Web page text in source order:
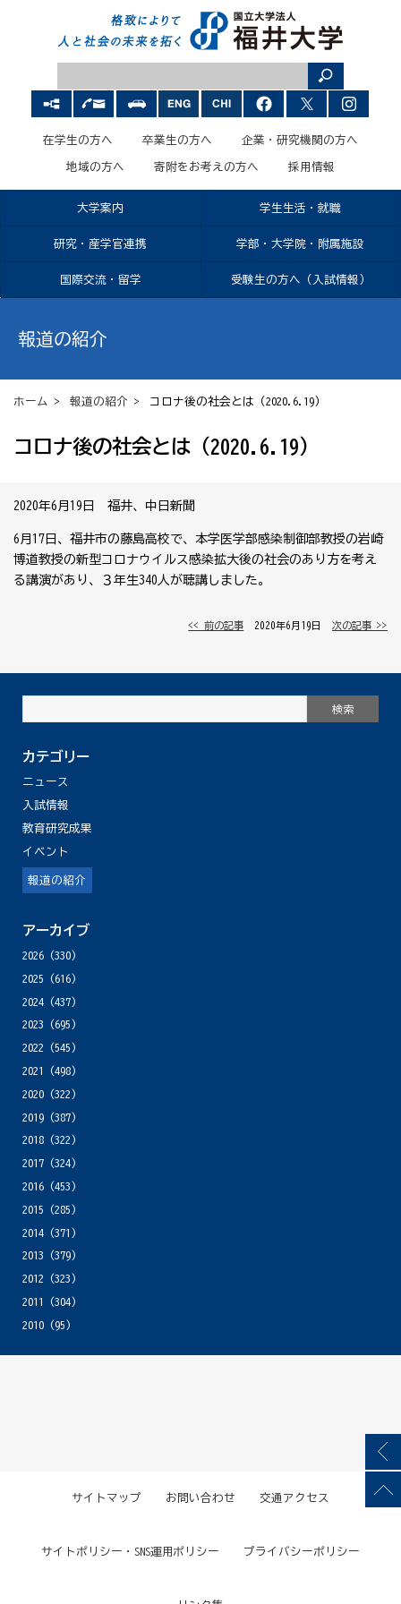
在学生の方へ 卒業生の方へ 企業・研究機関の方へ
地域の方へ 寄附をお考えの方へ 採用情報
大学案内 学生生活・就職
研究・産学官連携 学部・大学院・附属施設
国際交流・留学 受験生の方へ（入試情報）
報道の紹介
ホーム > 報道の紹介 > コロナ後の社会とは（2020.6.19）
コロナ後の社会とは（2020.6.19）
2020年6月19日 福井、中日新聞
6月17日、福井市の藤島高校で、本学医学部感染制御部教授の岩崎
博道教授の新型コロナウイルス感染拡大後の社会のあり方を考え
る講演があり、３年生340人が聴講しました。
<< 前の記事 │ 2020年6月19日 │次の記事 >>
カテゴリー
ニュース
入試情報
教育研究成果
イベント
報道の紹介
アーカイブ
2026(330)
2025 (616)
2024(437)
2023 (695)
2022 (545)
2021
(498)
2020(322)
2019(387)
2018(322)
2017(324)
2016(453)
2015 (285)
2014(371)
2013 (379)
2012 (323)
2011
(304)
2010(95)
サイトマップ お問い合わせ 交通アクセス
サイトポリシー・SNS運用ポリシー プライバシーポリシー